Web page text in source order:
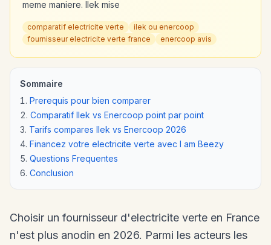
meme maniere. Ilek mise
comparatif electricite verte
ilek ou enercoop
fournisseur electricite verte france
enercoop avis
Sommaire
Prerequis pour bien comparer
Comparatif Ilek vs Enercoop point par point
Tarifs compares Ilek vs Enercoop 2026
Financez votre electricite verte avec I am Beezy
Questions Frequentes
Conclusion
Choisir un fournisseur d'electricite verte en France
n'est plus anodin en 2026. Parmi les acteurs les